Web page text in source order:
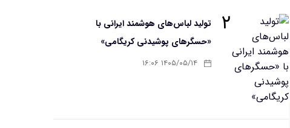
۲
تولید لباس‌های هوشمند ایرانی با
«حسگرهای پوشیدنی کریگامی»
۱۴۰۵/۰۵/۱۴ ۱۶:۰۶